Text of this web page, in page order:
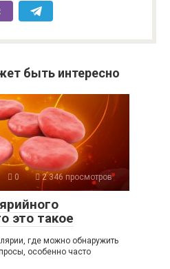
быть интересно
0 2 346 просмотров
это такое
где можно обнаружить
особенно часто